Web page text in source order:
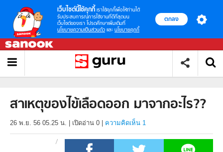
เว็บไซต์นี้ใช้คุกกี้ เราใช้คุกกี้เพื่อให้ท่านได้
รับประสบการณ์การใช้งานที่ดีที่สุดบน
เว็บไซต์ของเรา โปรดศึกษาเพิ่มเติมที่
นโยบายความเป็นส่วนตัว และ นโยบายคุกกี้
ตกลง
สาเหตุของไข้เลือดออก มาจากอะไร??
26 พ.ย. 56 05.25 น. เปิดอ่าน 0 ความคิดเห็น 1